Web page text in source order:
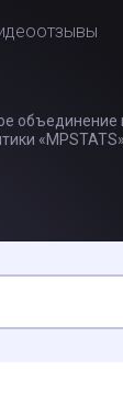
объединение
«MPSTATS»